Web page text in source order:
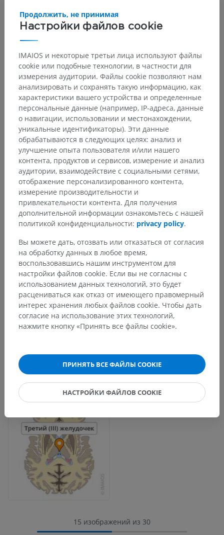
15 изображений из 30
Настройки файлов cookie
Продолжить, не принимая
IMAIOS и некоторые третьи лица используют файлы
cookie или подобные технологии, в частности для
измерения аудитории. Файлы cookie позволяют нам
анализировать и сохранять такую информацию, как
характеристики вашего устройства и определенные
персональные данные (например, IP-адреса, данные
о навигации, использовании и местонахождении,
уникальные идентификаторы). Эти данные
обрабатываются в следующих целях: анализ и
улучшение опыта пользователя и/или нашего
контента, продуктов и сервисов, измерение и анализ
аудитории, взаимодействие с социальными сетями,
отображение персонализированного контента,
измерение производительности и
привлекательности контента. Для получения
дополнительной информации ознакомьтесь с нашей
политикой конфиденциальности: privacy policy.
Вы можете дать, отозвать или отказаться от согласия
на обработку данных в любое время,
воспользовавшись нашим инструментом для
настройки файлов cookie. Если вы не согласны с
использованием данных технологий, это будет
расцениваться как отказ от имеющего правомерный
интерес хранения любых файлов cookie. Чтобы дать
согласие на использование этих технологий,
нажмите кнопку «Принять все файлы cookie».
ПРИНЯТЬ ВСЕ ФАЙЛЫ COOKIE
НАСТРОЙКИ ФАЙЛОВ COOKIE